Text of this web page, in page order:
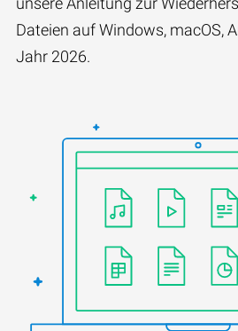
Dateien auf Windows, macOS,
Jahr 2026.